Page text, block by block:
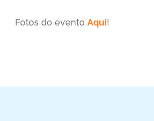
Fotos do evento Aqui!